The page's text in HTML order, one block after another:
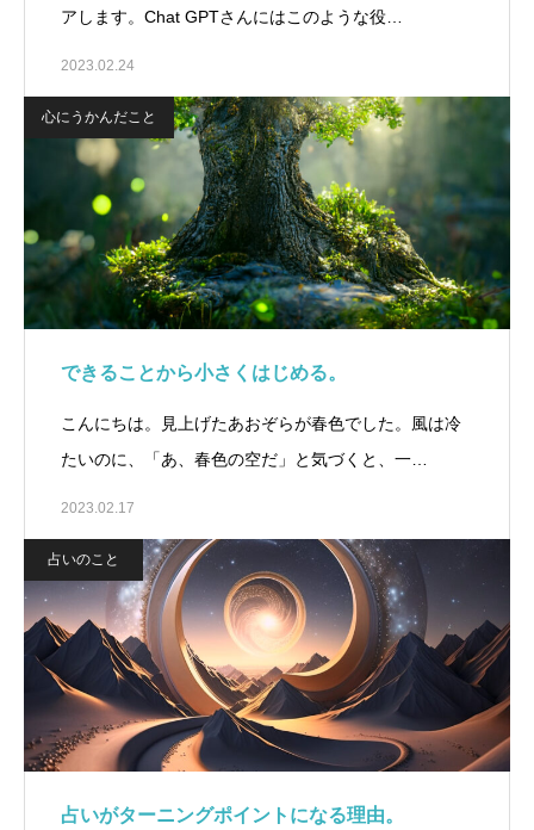
アします。Chat GPTさんにはこのような役…
2023.02.24
心にうかんだこと
できることから小さくはじめる。
こんにちは。見上げたあおぞらが春色でした。風は冷
たいのに、「あ、春色の空だ」と気づくと、一…
2023.02.17
占いのこと
占いがターニングポイントになる理由。